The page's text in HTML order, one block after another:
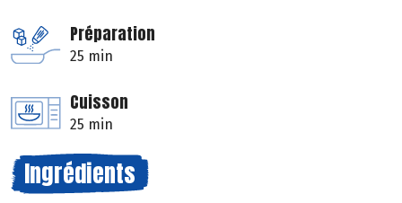
Préparation
25 min
Cuisson
25 min
Ingrédients